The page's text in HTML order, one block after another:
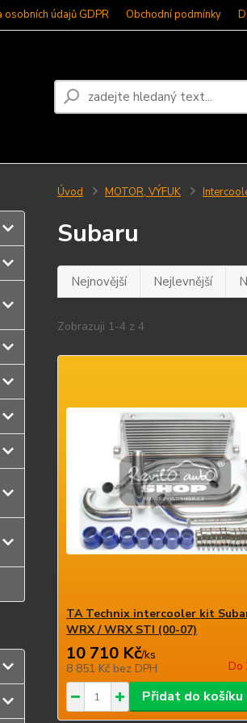
osobních údajů GDPR Obchodní podmínky
Úvod MOTOR, VÝFUK
Subaru
Nejnovější Nejlevnější
Zobrazuji 1-4 z 4
TA Technix intercooler kit
WRX / WRX STI (00-07)
10 710 Kč/ks
8 851 Kč bez DPH Do
Přidat do košíku